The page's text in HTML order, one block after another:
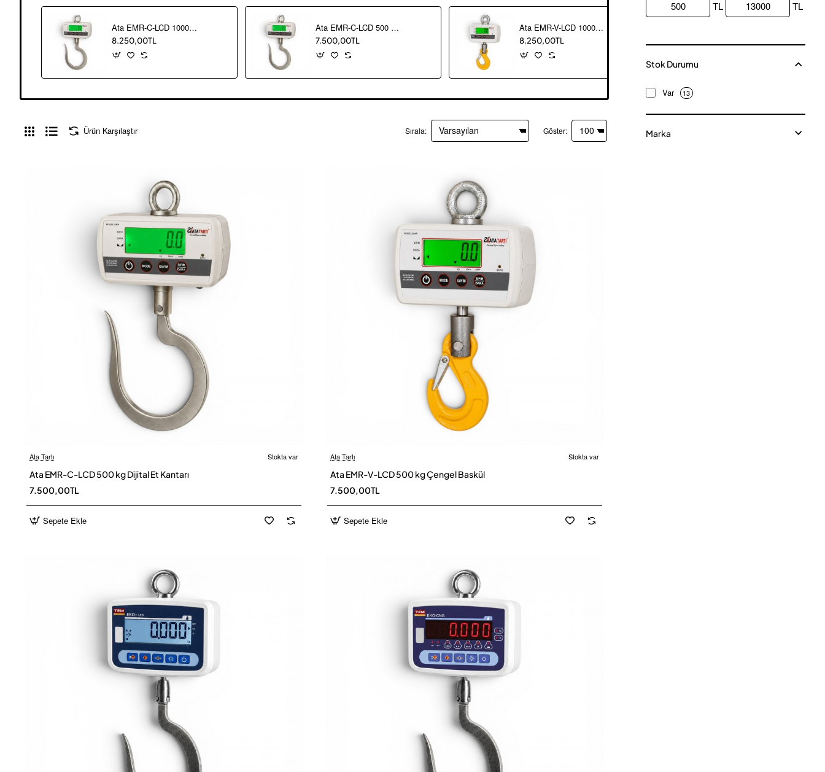
Ata EMR-C-LCD 1000 kg Dijital Et Kantarı
8.250,00TL
Ata EMR-C-LCD 500 kg Dijital Et Kantarı
7.500,00TL
Ata EMR-V-LCD 1000 kg Çengel Baskül
8.250,00TL
Ürün Karşılaştır Sırala: Göster:
Ücretsiz Kargo
Ata Tartı Stokta var
Ata EMR-C-LCD 500 kg Dijital Et Kantarı
7.500,00TL
Sepete Ekle
Ücretsiz Kargo
Ata Tartı Stokta var
Ata EMR-V-LCD 500 kg Çengel Baskül
7.500,00TL
Sepete Ekle
TL TL
Stok Durumu
Var 13
Marka